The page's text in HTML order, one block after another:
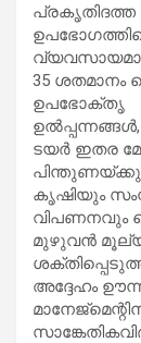
പ്രകൃതിദത്ത
35 ശതമാനം
ഉപഭോക്തൃ
ടയർ ഇതര
കൃഷിയും
വിപണനവും
മുഴുവൻ
അദ്ദേഹം